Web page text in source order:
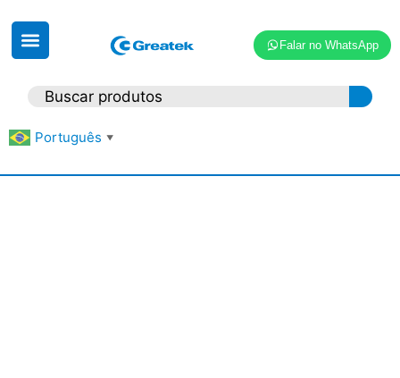
Falar no WhatsApp
Português ▼